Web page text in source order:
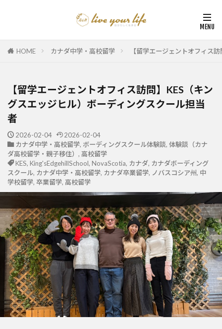
HOME カナダ中学・高校留学 【留学エージェントオフィス
【留学エージェントオフィス訪問】KES（キン
グスエッジヒル）ボーディングスクール担当
者
2026-02-04
2026-02-04
カナダ中学・高校留学, ボーディングスクール体験談, 体験談（カナ
ダ高校留学・親子移住） , 高校留学
KES, King'sEdgehillSchool, NovaScotia, カナダ, カナダボーディング
スクール, カナダ中学・高校留学, カナダ卒業留学, ノバスコシア州, 中
学校留学, 卒業留学, 高校留学